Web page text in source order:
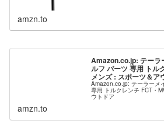
amzn.to
Amazon.co.jp: テーラ
ルフ パーツ 専用 トル
メンズ : スポーツ＆ア
Amazon.co.jp: テーラーメ
専用 トルクレンチ FCT・
ウトドア
amzn.to